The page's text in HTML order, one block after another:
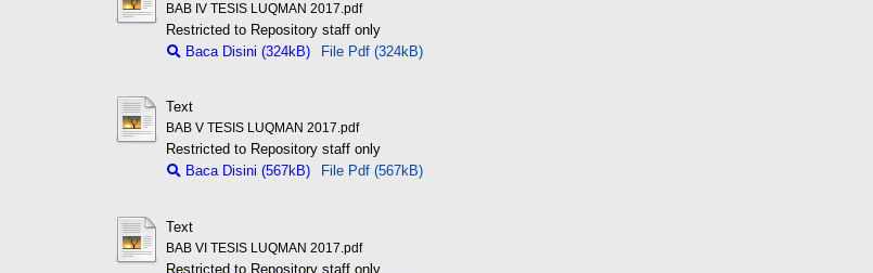
BAB IV TESIS LUQMAN 2017.pdf
Restricted to Repository staff only
Baca Disini (324kB)
File Pdf (324kB)
Text
BAB V TESIS LUQMAN 2017.pdf
Restricted to Repository staff only
Baca Disini (567kB)
File Pdf (567kB)
Text
BAB VI TESIS LUQMAN 2017.pdf
Restricted to Repository staff only